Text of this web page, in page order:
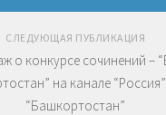
СЛЕДУЮЩАЯ ПУБЛИКАЦИЯ
о конкурсе сочинений –
на канале
“Башкортостан”